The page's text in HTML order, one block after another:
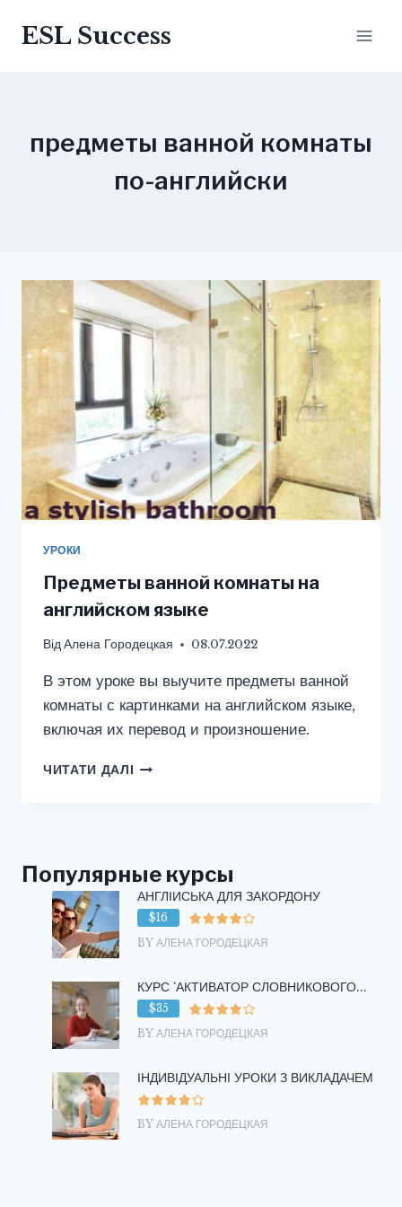
ESL Success
предметы ванной комнаты
по-английски
УРОКИ
Предметы ванной комнаты на
английском языке
ВідАлена Городецкая 08.07.2022
В этом уроке вы выучите предметы ванной
комнаты с картинками на английском языке,
включая их перевод и произношение.
ЧИТАТИ ДАЛІ ПРЕДМЕТЫ
Популярные курсы
АНГЛІЙСЬКА ДЛЯ ЗАКОРДОНУ
$16
BY АЛЕНА ГОРОДЕЦКАЯ
КУРС ‘АКТИВАТОР СЛОВНИКОВОГО...
$35
BY АЛЕНА ГОРОДЕЦКАЯ
ІНДИВІДУАЛЬНІ УРОКИ З ВИКЛАДАЧЕМ
BY АЛЕНА ГОРОДЕЦКАЯ